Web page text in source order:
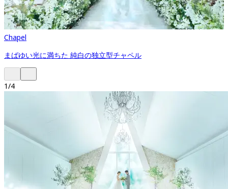
Chapel
まばゆい光に満ちた 純白の独立型チャペル
1/4